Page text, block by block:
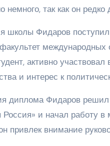
немного, так как он
школы Фидаров
международных
активно
и интерес к
диплома Фидаров решил
Россия» и начал работу
привлек внимание